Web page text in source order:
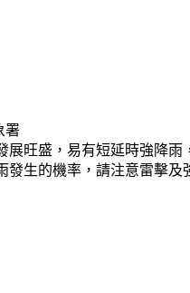
署
展旺盛，易有短延時強降
發生的機率，請注意雷擊